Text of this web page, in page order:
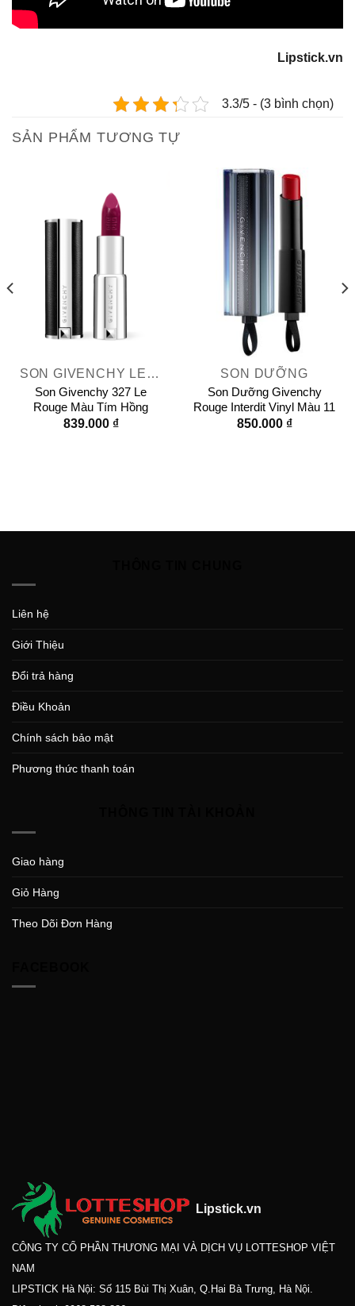
Lipstick.vn
3.3/5 - (3 bình chọn)
SẢN PHẨM TƯƠNG TỰ
SON GIVENCHY LE ROUGE
Son Givenchy 327 Le
Rouge Màu Tím Hồng
839.000 ₫
SON DƯỠNG
Son Dưỡng Givenchy
Rouge Interdit Vinyl Màu 11
850.000 ₫
Liên hệ
Giới Thiệu
Đổi trả hàng
Điều Khoản
Chính sách bảo mật
Phương thức thanh toán
Giao hàng
Giỏ Hàng
Theo Dõi Đơn Hàng
Lipstick.vn
CÔNG TY CỔ PHẦN THƯƠNG MẠI VÀ DỊCH VỤ LOTTESHOP VIỆT
NAM
LIPSTICK Hà Nội: Số 115 Bùi Thị Xuân, Q.Hai Bà Trưng, Hà Nội.